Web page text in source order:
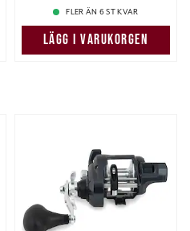
FLER ÄN 6 ST KVAR
LÄGG I VARUKORGEN